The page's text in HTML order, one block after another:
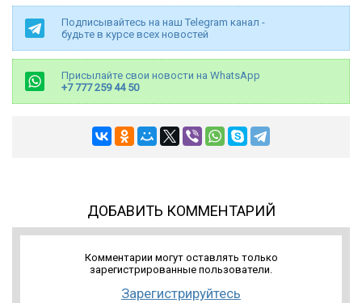
Подписывайтесь на наш Telegram канал -
будьте в курсе всех новостей
Присылайте свои новости на WhatsApp
+7 777 259 44 50
ДОБАВИТЬ КОММЕНТАРИЙ
Комментарии могут оставлять только
зарегистрированные пользователи.
Зарегистрируйтесь